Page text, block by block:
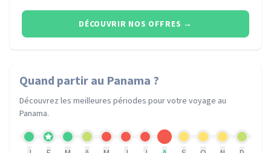
DÉCOUVRIR NOS OFFRES →
Quand partir au Panama ?
Découvrez les meilleures périodes pour votre voyage au
Panama.